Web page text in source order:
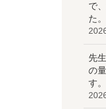
で
た。
先
の
す。